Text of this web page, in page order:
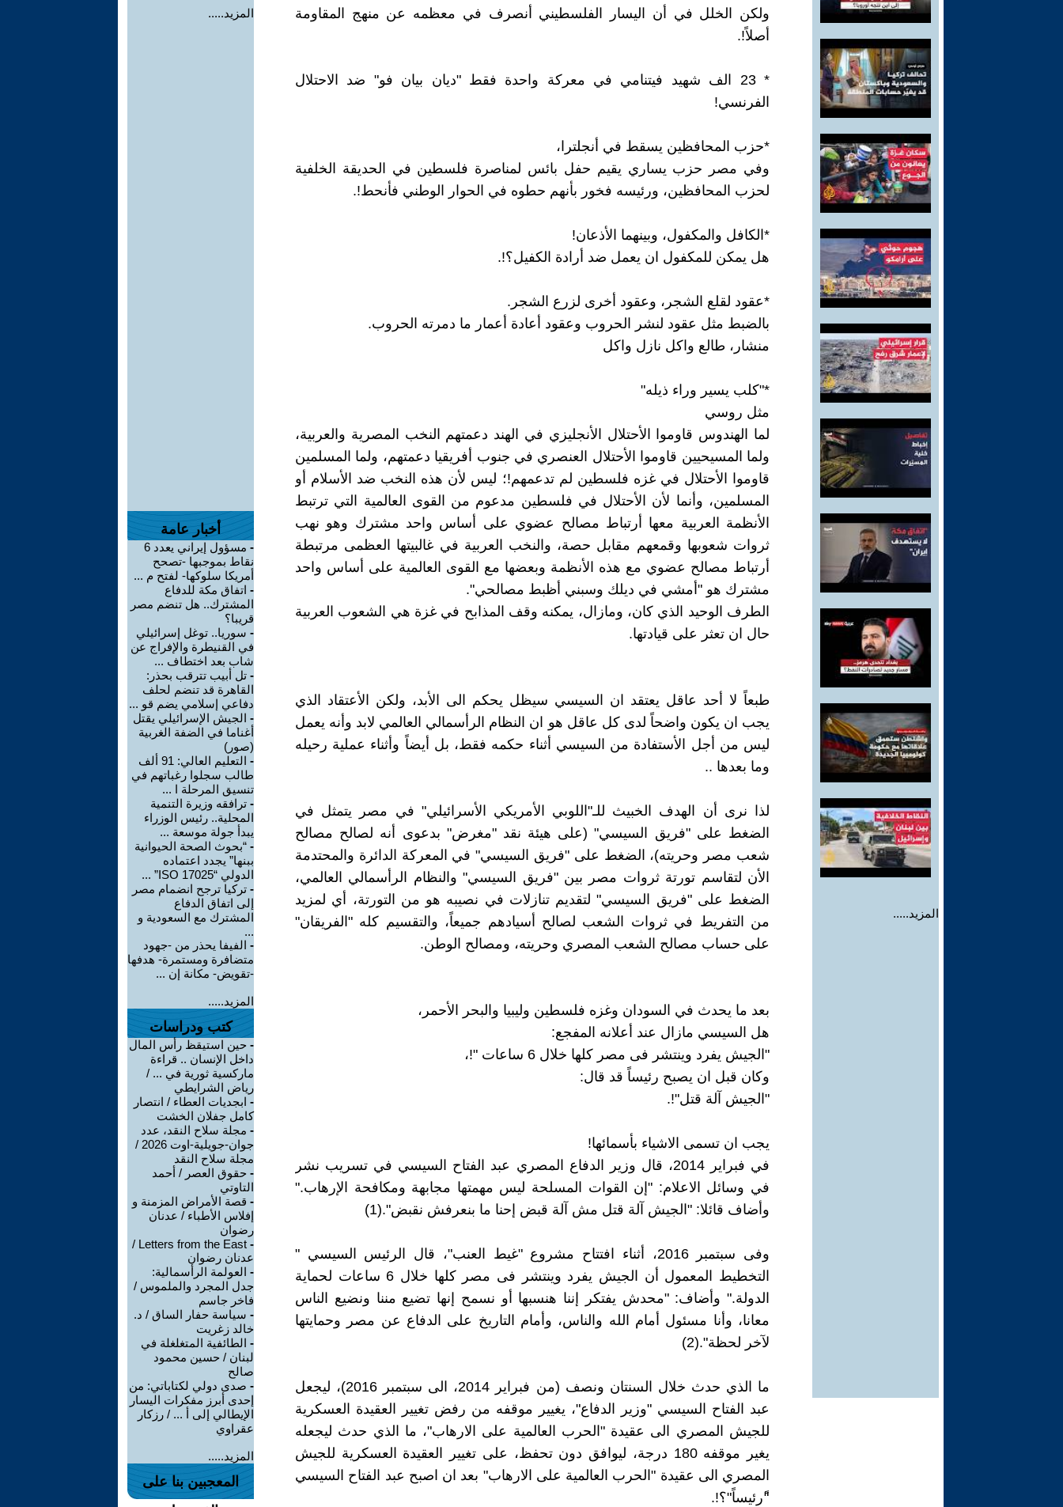
المزيد.....
ولكن الخلل في أن اليسار الفلسطيني أنصرف في معظمه عن منهج المقاومة
أصلاً!.
* 23 الف شهيد فيتنامي في معركة واحدة فقط "ديان بيان فو" ضد الاحتلال
الفرنسي!
*حزب المحافظين يسقط في أنجلترا،
وفي مصر حزب يساري يقيم حفل بائس لمناصرة فلسطين في الحديقة الخلفية
لحزب المحافظين، ورئيسه فخور بأنهم حطوه في الحوار الوطني فأنحط!.
*الكافل والمكفول، وبينهما الأذعان!
هل يمكن للمكفول ان يعمل ضد أرادة الكفيل؟!.
*عقود لقلع الشجر، وعقود أخرى لزرع الشجر.
بالضبط مثل عقود لنشر الحروب وعقود أعادة أعمار ما دمرته الحروب.
منشار، طالع واكل نازل واكل
*"كلب يسير وراء ذيله"
مثل روسي
لما الهندوس قاوموا الأحتلال الأنجليزي في الهند دعمتهم النخب المصرية والعربية،
ولما المسيحيين قاوموا الأحتلال العنصري في جنوب أفريقيا دعمتهم، ولما المسلمين
قاوموا الأحتلال في غزه فلسطين لم تدعمهم!؛ ليس لأن هذه النخب ضد الأسلام أو
المسلمين، وأنما لأن الأحتلال في فلسطين مدعوم من القوى العالمية التي ترتبط
الأنظمة العربية معها أرتباط مصالح عضوي على أساس واحد مشترك وهو نهب
ثروات شعوبها وقمعهم مقابل حصة، والنخب العربية في غالبيتها العظمى مرتبطة
أرتباط مصالح عضوي مع هذه الأنظمة وبعضها مع القوى العالمية على أساس واحد
مشترك هو "أمشي في ديلك وسبني أظبط مصالحي".
الطرف الوحيد الذي كان، ومازال، يمكنه وقف المذابح في غزة هي الشعوب العربية
حال ان تعثر على قيادتها.
طبعاً لا أحد عاقل يعتقد ان السيسي سيظل يحكم الى الأبد، ولكن الأعتقاد الذي
يجب ان يكون واضحاً لدى كل عاقل هو ان النظام الرأسمالي العالمي لابد وأنه يعمل
ليس من أجل الأستفادة من السيسي أثناء حكمه فقط، بل أيضاً وأثناء عملية رحيله
وما بعدها ..
لذا نرى أن الهدف الخبيث للـ"اللوبي الأمريكي الأسرائيلي" في مصر يتمثل في
الضغط على "فريق السيسي" (على هيئة نقد "مغرض" بدعوى أنه لصالح مصالح
شعب مصر وحريته)، الضغط على "فريق السيسي" في المعركة الدائرة والمحتدمة
الأن لتقاسم تورتة ثروات مصر بين "فريق السيسي" والنظام الرأسمالي العالمي،
الضغط على "فريق السيسي" لتقديم تنازلات في نصيبه هو من التورتة، أي لمزيد
من التفريط في ثروات الشعب لصالح أسيادهم جميعاً، والتقسيم كله "الفريقان"
على حساب مصالح الشعب المصري وحريته، ومصالح الوطن.
بعد ما يحدث في السودان وغزه فلسطين وليبيا والبحر الأحمر،
هل السيسي مازال عند أعلانه المفجع:
"الجيش يفرد وينتشر فى مصر كلها خلال 6 ساعات "!،
وكان قبل ان يصبح رئيساً قد قال:
"الجيش آلة قتل"!.
يجب ان تسمى الاشياء بأسمائها!
في فبراير 2014، قال وزير الدفاع المصري عبد الفتاح السيسي في تسريب نشر
في وسائل الاعلام: "إن القوات المسلحة ليس مهمتها مجابهة ومكافحة الإرهاب."
وأضاف قائلا: "الجيش آلة قتل مش آلة قبض إحنا ما بنعرفش نقبض".(1)
وفى سبتمبر 2016، أثناء افتتاح مشروع "غيط العنب"، قال الرئيس السيسي "
التخطيط المعمول أن الجيش يفرد وينتشر فى مصر كلها خلال 6 ساعات لحماية
الدولة." وأضاف: "محدش يفتكر إننا هنسبها أو نسمح إنها تضيع مننا ونضيع الناس
معانا، وأنا مسئول أمام الله والناس، وأمام التاريخ على الدفاع عن مصر وحمايتها
لآخر لحظة".(2)
ما الذي حدث خلال السنتان ونصف (من فبراير 2014، الى سبتمبر 2016)، ليجعل
عبد الفتاح السيسي "وزير الدفاع"، يغيير موقفه من رفض تغيير العقيدة العسكرية
للجيش المصري الى عقيدة "الحرب العالمية على الارهاب"، ما الذي حدث ليجعله
يغير موقفه 180 درجة، ليوافق دون تحفظ، على تغيير العقيدة العسكرية للجيش
المصري الى عقيدة "الحرب العالمية على الارهاب" بعد ان اصبح عبد الفتاح السيسي
"ًرئيساً"؟!.
المزيد.....
أخبار عامة
-
مسؤول إيراني يعدد 6
نقاط بموجبها -تصحح
أمريكا سلوكها- لفتح م ...
- اتفاق مكة للدفاع
المشترك.. هل تنضم مصر
قريبا؟
- سوريا.. توغل إسرائيلي
في القنيطرة والإفراج عن
شاب بعد اختطاف ...
- تل أبيب تترقب بحذر:
القاهرة قد تنضم لحلف
دفاعي إسلامي يضم قو ...
- الجيش الإسرائيلي يقتل
أغناما في الضفة الغربية
(صور)
-
التعليم العالي: 91 ألف
طالب سجلوا رغباتهم في
تنسيق المرحلة ا ...
- ترافقه وزيرة التنمية
المحلية.. رئيس الوزراء
يبدأ جولة موسعة ...
- “بحوث الصحة الحيوانية
ببنها” يجدد اعتماده
الدولي “ISO 17025” ...
- تركيا ترجح انضمام مصر
إلى اتفاق الدفاع
المشترك مع السعودية و
...
- الفيفا يحذر من -جهود
متضافرة ومستمرة- هدفها
-تقويض- مكانة إن ...
المزيد.....
كتب ودراسات
- حين استيقظ رأس المال
داخل الإنسان .. قراءة
ماركسية ثورية في ... /
رياض الشرايطي
- ابجديات العطاء / انتصار
كامل جفلان الخشت
- مجلة سلاح النقد، عدد
جوان-جويلية-اوت 2026 /
مجلة سلاح النقد
- حقوق العصر / أحمد
التاوتي
- قصة الأمراض المزمنة و
إفلاس الأطباء / عدنان
رضوان
-
Letters from the East /
عدنان رضوان
- العولمة الرأسمالية:
جدل المجرد والملموس /
فاخر جاسم
- سياسة حفار الساق / د.
خالد زغريت
- الطائفية المتغلغلة في
لبنان / حسين محمود
صالح
- صدى دولي لكتاباتي: من
إحدى أبرز مفكرات اليسار
الإيطالي إلى أ ... / رزكار
عقراوي
المزيد.....
المعجبين بنا على